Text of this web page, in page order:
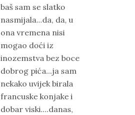
baš sam se slatko
nasmijala...da, da, u
ona vremena nisi
mogao doći iz
inozemstva bez boce
dobrog pića...ja sam
nekako uvijek birala
francuske konjake i
dobar viski....danas,